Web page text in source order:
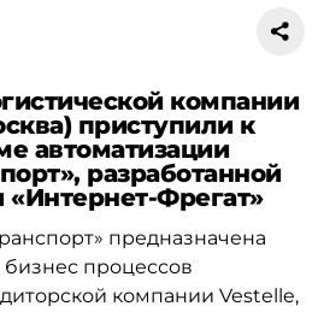
компании
приступили к
автоматизации
разработанной
«Интернет-Фрегат»
предназначена
процессов
компании Vestelle,